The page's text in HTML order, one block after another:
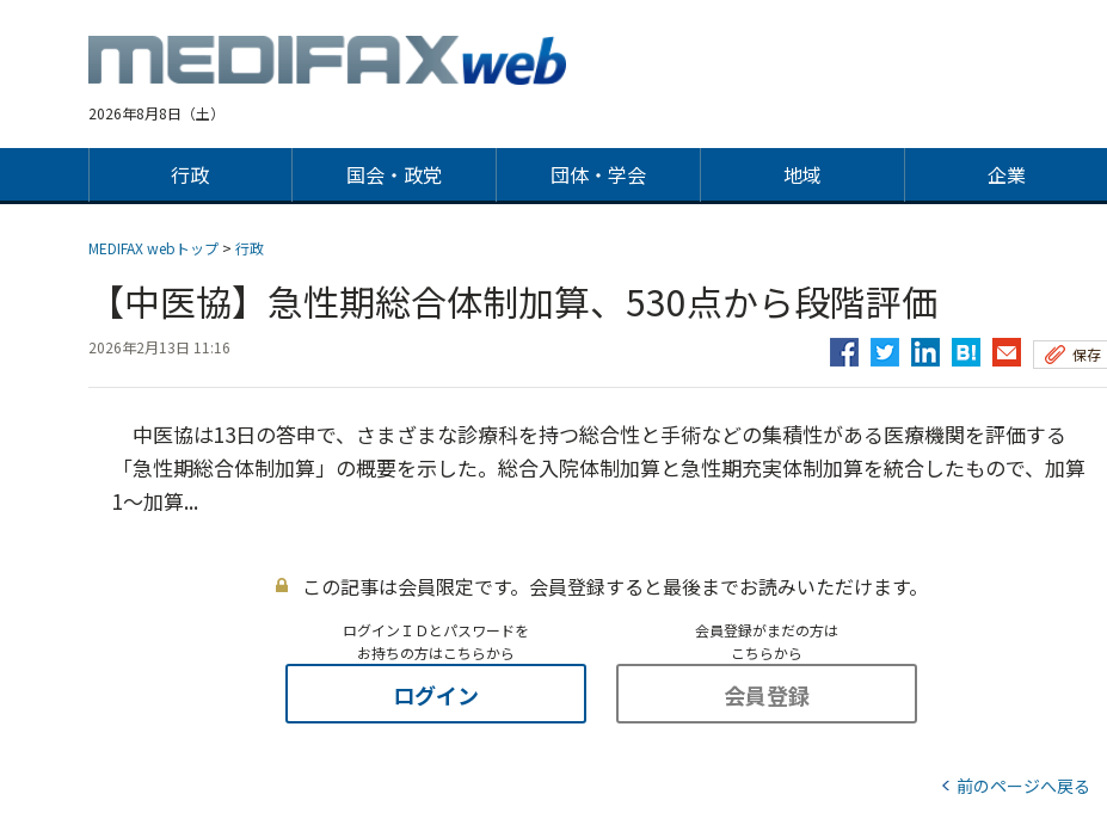
2026年8月8日（土）
行政 国会・政党 団体・学会 地域 企業
MEDIFAX webトップ > 行政
【中医協】急性期総合体制加算、530点から段階評価
2026年2月13日 11:16 保存
中医協は13日の答申で、さまざまな診療科を持つ総合性と手術などの集積性がある医療機関を評価する
「急性期総合体制加算」の概要を示した。総合入院体制加算と急性期充実体制加算を統合したもので、加算
1～加算...
この記事は会員限定です。会員登録すると最後までお読みいただけます。
ログインＩＤとパスワードを
お持ちの方はこちらから
ログイン
会員登録がまだの方は
こちらから
会員登録
前のページへ戻る